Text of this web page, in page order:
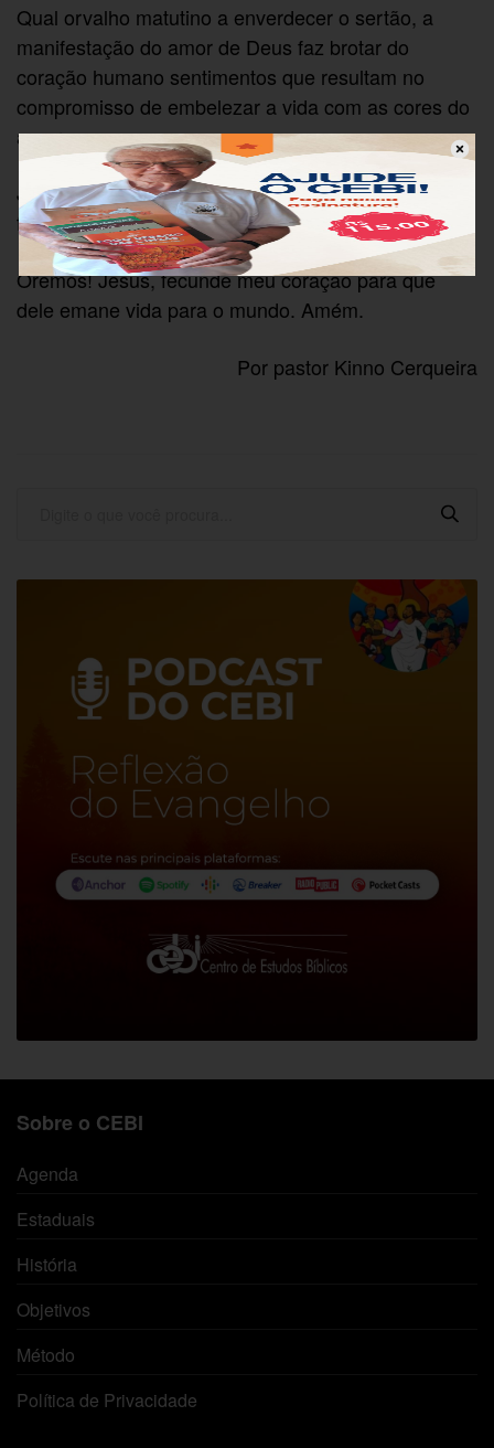
Qual orvalho matutino a enverdecer o sertão, a
manifestação do amor de Deus faz brotar do
coração humano sentimentos que resultam no
compromisso de embelezar a vida com as cores do
amor.
Jesus chama cada pessoa para deixar-se ser
fecundada pela amorosa presença de Deus.
Oremos! Jesus, fecunde meu coração para que
dele emane vida para o mundo. Amém.
Por pastor Kinno Cerqueira
Sobre o CEBI
Agenda
Estaduais
História
Objetivos
Método
Política de Privacidade